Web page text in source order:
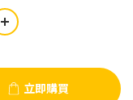
立即購買